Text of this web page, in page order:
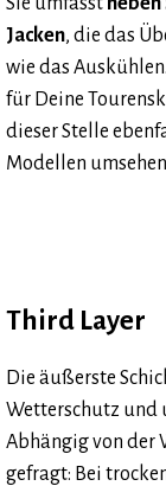
Jacken, die das
wie das
für Deine
dieser Stelle
Modellen
Third Layer
Die äußerste
Wetterschutz und
Abhängig von der
gefragt: Bei